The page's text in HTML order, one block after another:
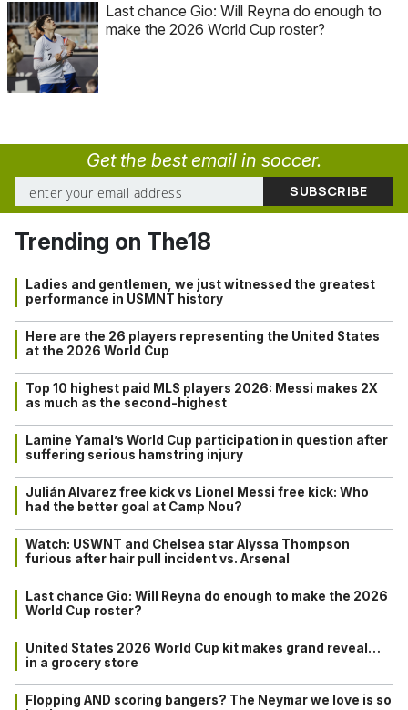
Last chance Gio: Will Reyna do enough to
make the 2026 World Cup roster?
Get the best email in soccer.
Trending on The18
Ladies and gentlemen, we just witnessed the greatest
performance in USMNT history
Here are the 26 players representing the United States
at the 2026 World Cup
Top 10 highest paid MLS players 2026: Messi makes 2X
as much as the second-highest
Lamine Yamal’s World Cup participation in question after
suffering serious hamstring injury
Julián Alvarez free kick vs Lionel Messi free kick: Who
had the better goal at Camp Nou?
Watch: USWNT and Chelsea star Alyssa Thompson
furious after hair pull incident vs. Arsenal
Last chance Gio: Will Reyna do enough to make the 2026
World Cup roster?
United States 2026 World Cup kit makes grand reveal…
in a grocery store
Flopping AND scoring bangers? The Neymar we love is so